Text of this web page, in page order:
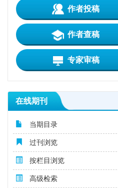
作者投稿
作者查稿
专家审稿
在线期刊
当期目录
过刊浏览
按栏目浏览
高级检索